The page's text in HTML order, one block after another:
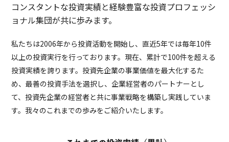
コンスタントな投資実績と経験豊富な投資プロフェッシ
ョナル集団が共に歩みます。
私たちは2006年から投資活動を開始し、直近5年では毎年10件
以上の投資実行を行っております。現在、累計で100件を超える
投資実績を誇ります。投資先企業の事業価値を最大化するた
め、最善の投資手法を選択し、企業経営者のパートナーとし
て、投資先企業の経営者と共に事業戦略を構築し実践していま
す。我々のこれまでの歩みをご紹介いたします。